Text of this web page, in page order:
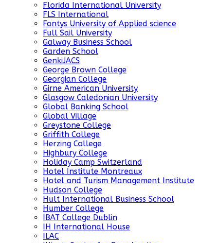
Florida International University
FLS International
Fontys University of Applied science
Full Sail University
Galway Business School
Garden School
GenkiJACS
George Brown College
Georgian College
Girne American University
Glasgow Caledonian University
Global Banking School
Global Village
Greystone College
Griffith College
Herzing College
Highbury College
Holiday Camp Switzerland
Hotel Institute Montreaux
Hotel and Turism Management Institute
Hudson College
Hult International Business School
Humber College
IBAT College Dublin
IH International House
ILAC